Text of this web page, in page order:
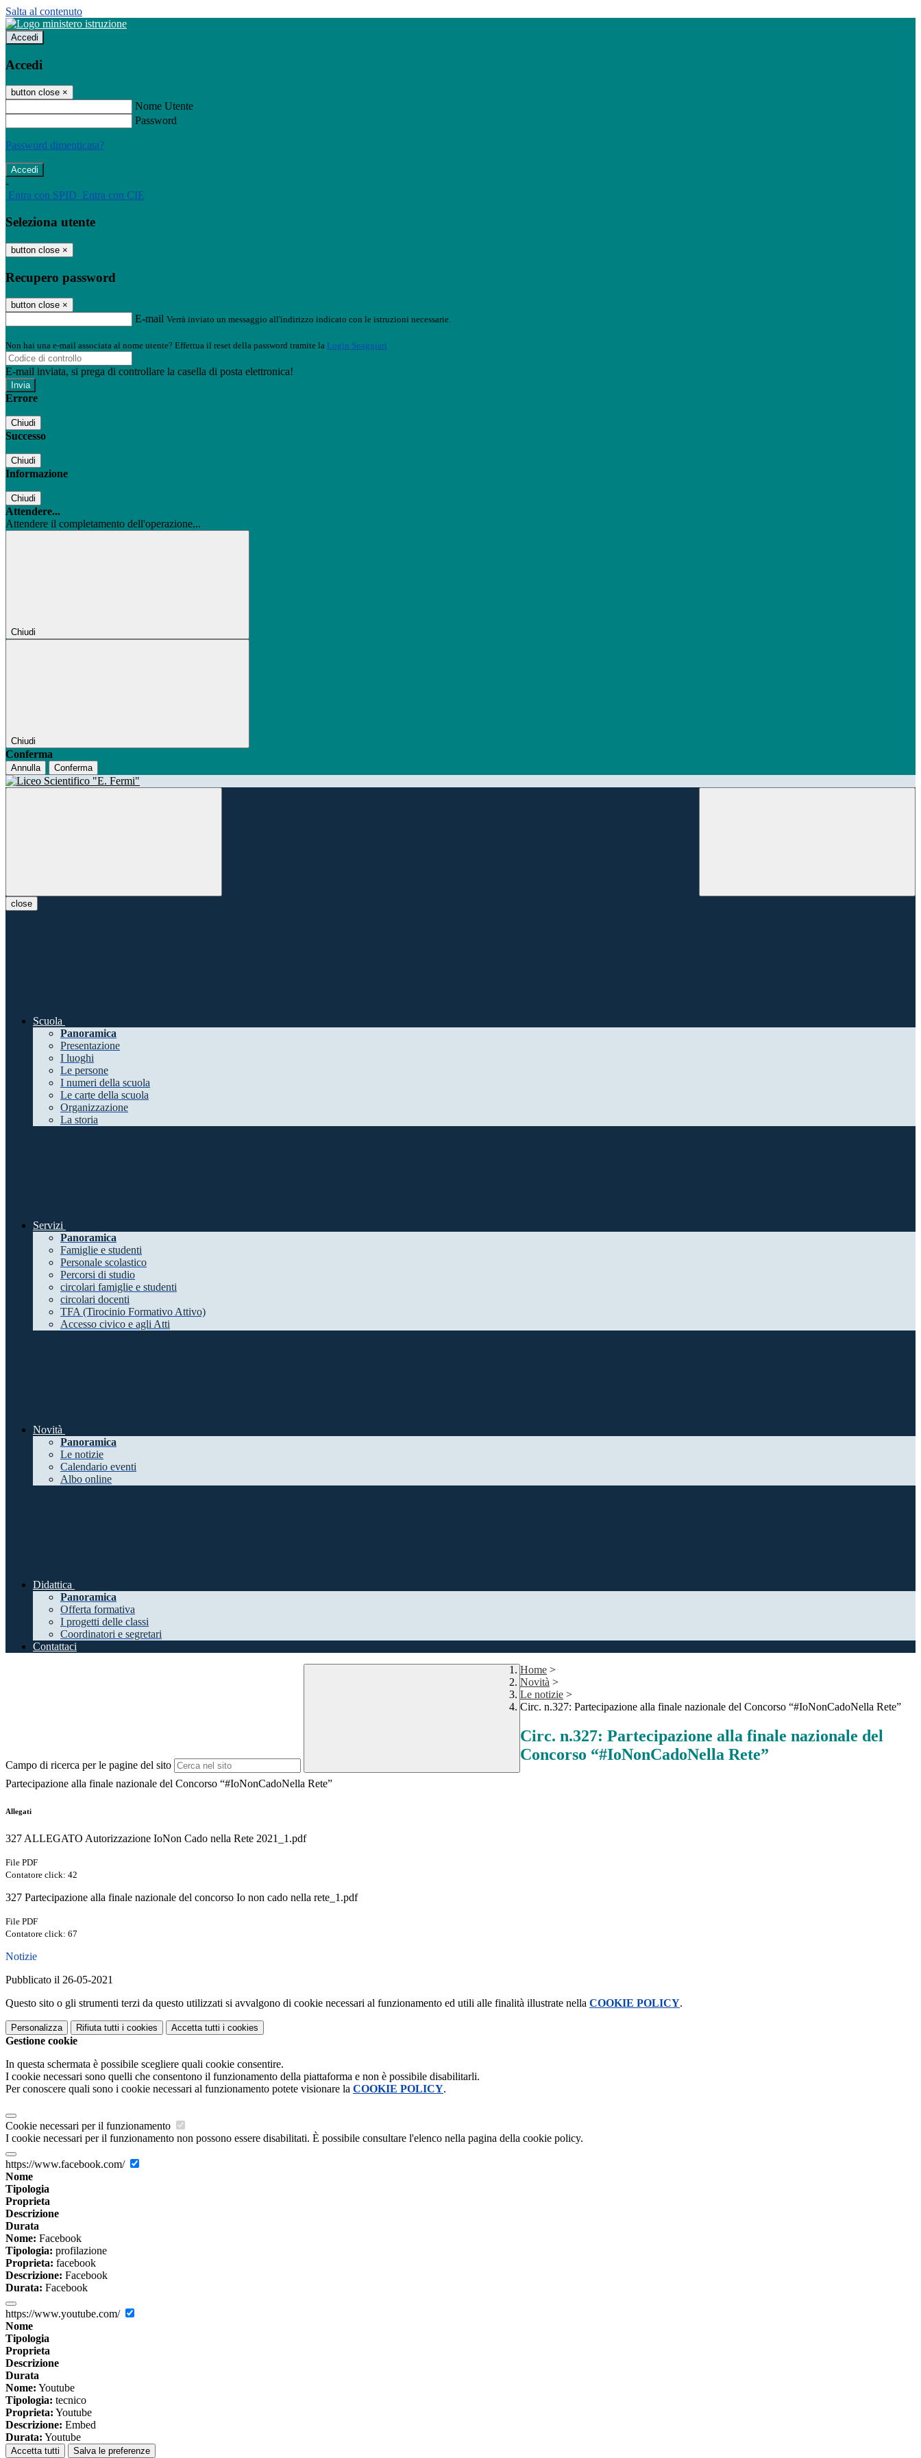
Salta al contenuto
Accedi
Accedi
button close ×
Nome Utente
Password
Password dimenticata?
-
Entra con SPID Entra con CIE
Seleziona utente
button close ×
Recupero password
button close ×
E-mail Verrà inviato un messaggio all'indirizzo indicato con le istruzioni necessarie.
Non hai una e-mail associata al nome utente? Effettua il reset della password tramite la Login Spaggiari
E-mail inviata, si prega di controllare la casella di posta elettronica!
Errore
Chiudi
Successo
Chiudi
Informazione
Chiudi
Attendere...
Attendere il completamento dell'operazione...
Chiudi
Chiudi
Conferma
Annulla Conferma
close
Scuola
Panoramica
Presentazione
I luoghi
Le persone
I numeri della scuola
Le carte della scuola
Organizzazione
La storia
Servizi
Panoramica
Famiglie e studenti
Personale scolastico
Percorsi di studio
circolari famiglie e studenti
circolari docenti
TFA (Tirocinio Formativo Attivo)
Accesso civico e agli Atti
Novità
Panoramica
Le notizie
Calendario eventi
Albo online
Didattica
Panoramica
Offerta formativa
I progetti delle classi
Coordinatori e segretari
Contattaci
Campo di ricerca per le pagine del sito
Home >
Novità >
Le notizie >
Circ. n.327: Partecipazione alla finale nazionale del Concorso “#IoNonCadoNella Rete”
Circ. n.327: Partecipazione alla finale nazionale del
Concorso “#IoNonCadoNella Rete”
Partecipazione alla finale nazionale del Concorso “#IoNonCadoNella Rete”
Allegati
327 ALLEGATO Autorizzazione IoNon Cado nella Rete 2021_1.pdf
File PDF
Contatore click: 42
327 Partecipazione alla finale nazionale del concorso Io non cado nella rete_1.pdf
File PDF
Contatore click: 67
Notizie
Pubblicato il 26-05-2021
Questo sito o gli strumenti terzi da questo utilizzati si avvalgono di cookie necessari al funzionamento ed utili alle finalità illustrate nella COOKIE POLICY.
Personalizza Rifiuta tutti i cookies Accetta tutti i cookies
Gestione cookie
In questa schermata è possibile scegliere quali cookie consentire.
I cookie necessari sono quelli che consentono il funzionamento della piattaforma e non è possibile disabilitarli.
Per conoscere quali sono i cookie necessari al funzionamento potete visionare la COOKIE POLICY.
Cookie necessari per il funzionamento
I cookie necessari per il funzionamento non possono essere disabilitati. È possibile consultare l'elenco nella pagina della cookie policy.
https://www.facebook.com/
Nome
Tipologia
Proprieta
Descrizione
Durata
Nome: Facebook
Tipologia: profilazione
Proprieta: facebook
Descrizione: Facebook
Durata: Facebook
https://www.youtube.com/
Nome
Tipologia
Proprieta
Descrizione
Durata
Nome: Youtube
Tipologia: tecnico
Proprieta: Youtube
Descrizione: Embed
Durata: Youtube
Accetta tutti Salva le preferenze